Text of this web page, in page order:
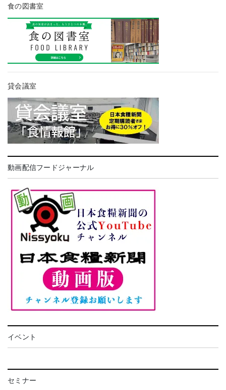
食の図書室
貸会議室
動画配信フードジャーナル
イベント
セミナー